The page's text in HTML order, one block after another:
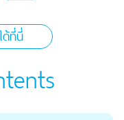
ที่นี่